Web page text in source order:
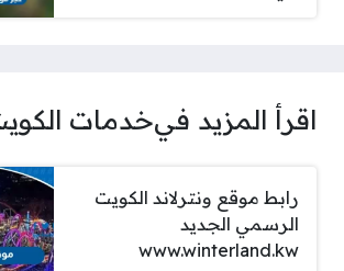
اقرأ المزيد فيخدمات
رابط موقع ونترلاند الكويت
الرسمي الجديد
www.winterland.kw